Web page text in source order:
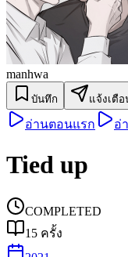
manhwa
บันทึก แจ้งเตื
อ่านตอนแรก อ่
Tied up
COMPLETED
15 ครั้ง